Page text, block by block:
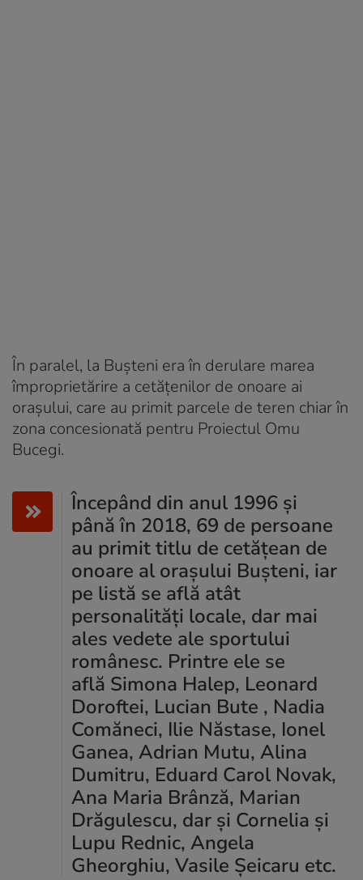
În paralel, la Bușteni era în derulare marea
împroprietărire a cetățenilor de onoare ai
orașului, care au primit parcele de teren chiar în
zona concesionată pentru Proiectul Omu
Bucegi.
Începând din anul 1996 și
până în 2018, 69 de persoane
au primit titlu de cetățean de
onoare al orașului Bușteni, iar
pe listă se află atât
personalități locale, dar mai
ales vedete ale sportului
românesc. Printre ele se
află Simona Halep, Leonard
Doroftei, Lucian Bute , Nadia
Comăneci, Ilie Năstase, Ionel
Ganea, Adrian Mutu, Alina
Dumitru, Eduard Carol Novak,
Ana Maria Brânză, Marian
Drăgulescu, dar și Cornelia și
Lupu Rednic, Angela
Gheorghiu, Vasile Șeicaru etc.